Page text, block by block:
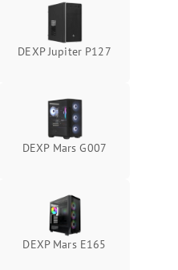
DEXP Jupiter P127
DEXP Mars G007
DEXP Mars E165